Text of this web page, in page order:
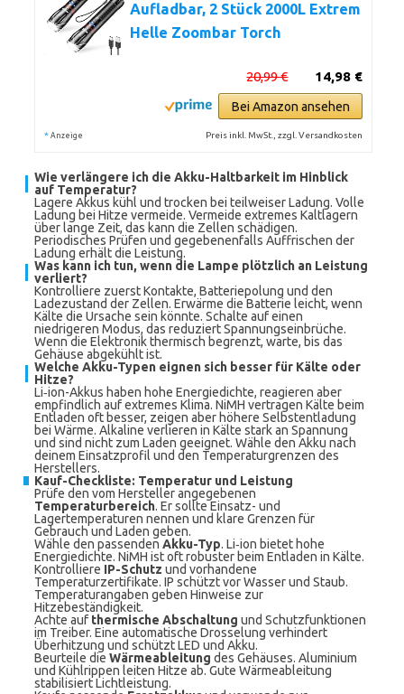
Aufladbar, 2 Stück 2000L Extrem
Helle Zoombar Torch
14,98 €
20,99 €
Bei Amazon ansehen
* Anzeige Preis inkl. MwSt., zzgl. Versandkosten
Wie verlängere ich die Akku-Haltbarkeit im Hinblick
auf Temperatur?
Lagere Akkus kühl und trocken bei teilweiser Ladung. Volle
Ladung bei Hitze vermeide. Vermeide extremes Kaltlagern
über lange Zeit, das kann die Zellen schädigen.
Periodisches Prüfen und gegebenenfalls Auffrischen der
Ladung erhält die Leistung.
Was kann ich tun, wenn die Lampe plötzlich an Leistung
verliert?
Kontrolliere zuerst Kontakte, Batteriepolung und den
Ladezustand der Zellen. Erwärme die Batterie leicht, wenn
Kälte die Ursache sein könnte. Schalte auf einen
niedrigeren Modus, das reduziert Spannungseinbrüche.
Wenn die Elektronik thermisch begrenzt, warte, bis das
Gehäuse abgekühlt ist.
Welche Akku-Typen eignen sich besser für Kälte oder
Hitze?
Li‑ion-Akkus haben hohe Energiedichte, reagieren aber
empfindlich auf extremes Klima. NiMH vertragen Kälte beim
Entladen oft besser, zeigen aber höhere Selbstentladung
bei Wärme. Alkaline verlieren in Kälte stark an Spannung
und sind nicht zum Laden geeignet. Wähle den Akku nach
deinem Einsatzprofil und den Temperaturgrenzen des
Herstellers.
Kauf-Checkliste: Temperatur und Leistung
Prüfe den vom Hersteller angegebenen
Temperaturbereich. Er sollte Einsatz- und
Lagertemperaturen nennen und klare Grenzen für
Gebrauch und Laden geben.
Wähle den passenden Akku-Typ. Li‑ion bietet hohe
Energiedichte. NiMH ist oft robuster beim Entladen in Kälte.
Kontrolliere IP-Schutz und vorhandene
Temperaturzertifikate. IP schützt vor Wasser und Staub.
Temperaturangaben geben Hinweise zur
Hitzebeständigkeit.
Achte auf thermische Abschaltung und Schutzfunktionen
im Treiber. Eine automatische Drosselung verhindert
Überhitzung und schützt LED und Akku.
Beurteile die Wärmeableitung des Gehäuses. Aluminium
und Kühlrippen leiten Hitze ab. Gute Wärmeableitung
stabilisiert Lichtleistung.